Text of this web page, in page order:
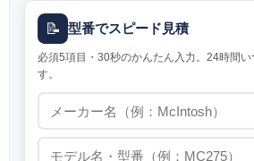
📝 型番でスピード見積
必須5項目・30秒のかんたん入力。24時間
す。